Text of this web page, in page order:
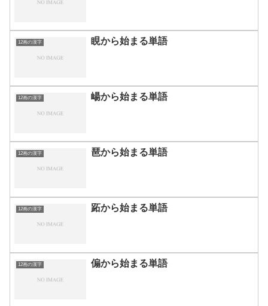
12画の漢字 睍から始まる単語
12画の漢字 崵から始まる単語
12画の漢字 琶から始まる単語
12画の漢字 跖から始まる単語
12画の漢字 傓から始まる単語